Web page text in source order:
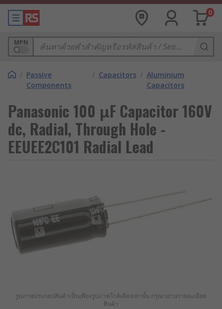
0
MPN
/ Passive
Components
/ Capacitors / Aluminium
Capacitors
Panasonic 100 μF Capacitor 160V
dc, Radial, Through Hole -
EEUEE2C101 Radial Lead
รูปภาพประกอบสินค้าเป็นเพียงรูปภาพใกล้เคียงเท่านั้น กรุณาอ่านรายละเอียด
สินค้า